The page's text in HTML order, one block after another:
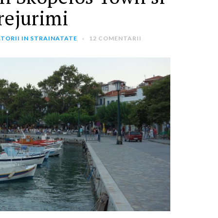
IN STRAINATATE 12 COMENTARII
ARTICOLE RECENTE
„Jurnalul Alinutei”
implineste azi 10 ani!
25 NOIEMBRIE 2024
„Let’s Talk About
Menopause” – dincolo de a
fi un subiect tabu
2 APRILIE 2024
Un weekend in La Spezia si
Cinque Terre